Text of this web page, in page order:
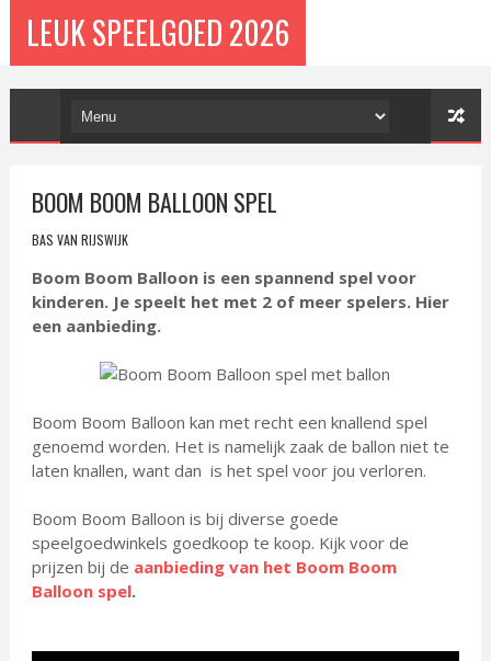
LEUK SPEELGOED 2026
BOOM BOOM BALLOON SPEL
BAS VAN RIJSWIJK
Boom Boom Balloon is een spannend spel voor
kinderen. Je speelt het met 2 of meer spelers. Hier
een aanbieding.
Boom Boom Balloon kan met recht een knallend spel
genoemd worden. Het is namelijk zaak de ballon niet te
laten knallen, want dan is het spel voor jou verloren.
Boom Boom Balloon is bij diverse goede
speelgoedwinkels goedkoop te koop. Kijk voor de
prijzen bij de aanbieding van het Boom Boom
Balloon spel.